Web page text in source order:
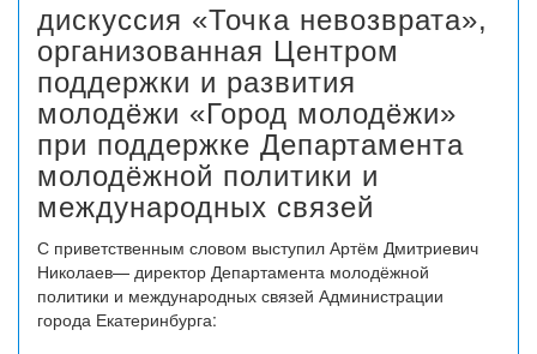
дискуссия «Точка невозврата»,
организованная Центром
поддержки и развития
молодёжи «Город молодёжи»
при поддержке Департамента
молодёжной политики и
международных связей
С приветственным словом выступил Артём Дмитриевич
Николаев— директор Департамента молодёжной
политики и международных связей Администрации
города Екатеринбурга: